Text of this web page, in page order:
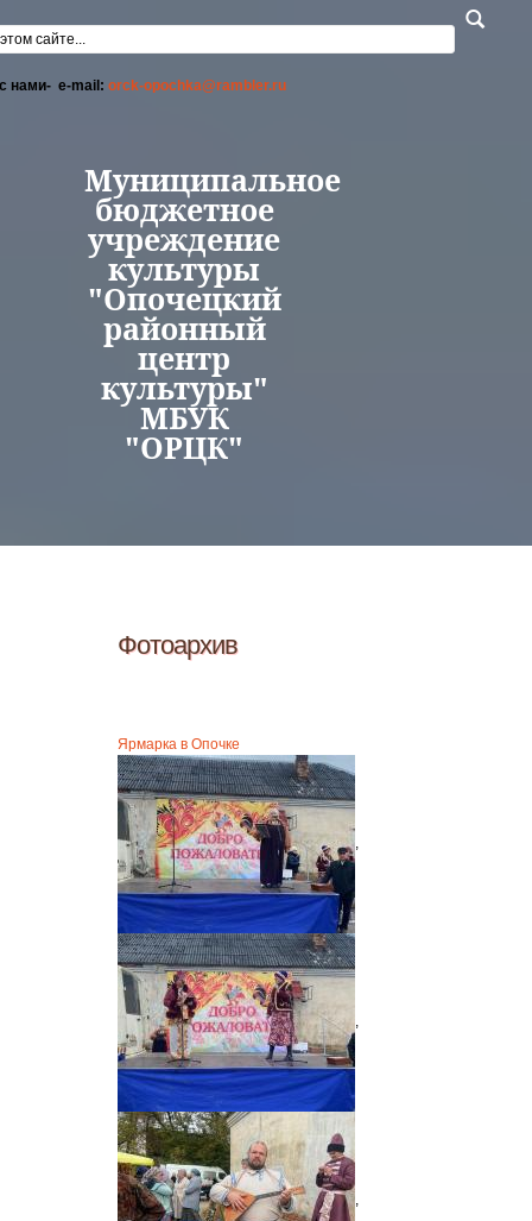
поиска
нами- e-mail: orck-opochka@rambler.ru
Муниципальное
бюджетное
учреждение
культуры
"Опочецкий
районный
центр
культуры"
МБУК
"ОРЦК"
Фотоархив
Ярмарка в Опочке
,
,
,